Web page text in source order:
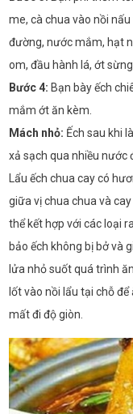
me, cà chua vào nồi
đường, nước mắm, hạt
om, đầu hành lá, ớt
Bước 4: Bạn bày ếch
mắm ớt ăn kèm.
Mách nhỏ: Ếch sau khi
xả sạch qua nhiều nước
Lẩu ếch chua cay có
giữa vị chua chua và
thể kết hợp với các loại
bảo ếch không bị bở và
lửa nhỏ suốt quá trình
lốt vào nồi lẩu tại chỗ
mất đi độ giòn.